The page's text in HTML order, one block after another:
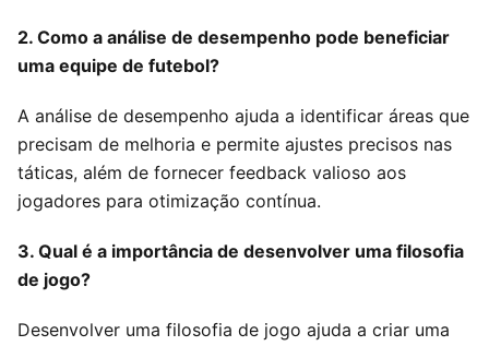
2. Como a análise de desempenho pode beneficiar
uma equipe de futebol?
A análise de desempenho ajuda a identificar áreas que
precisam de melhoria e permite ajustes precisos nas
táticas, além de fornecer feedback valioso aos
jogadores para otimização contínua.
3. Qual é a importância de desenvolver uma filosofia
de jogo?
Desenvolver uma filosofia de jogo ajuda a criar uma